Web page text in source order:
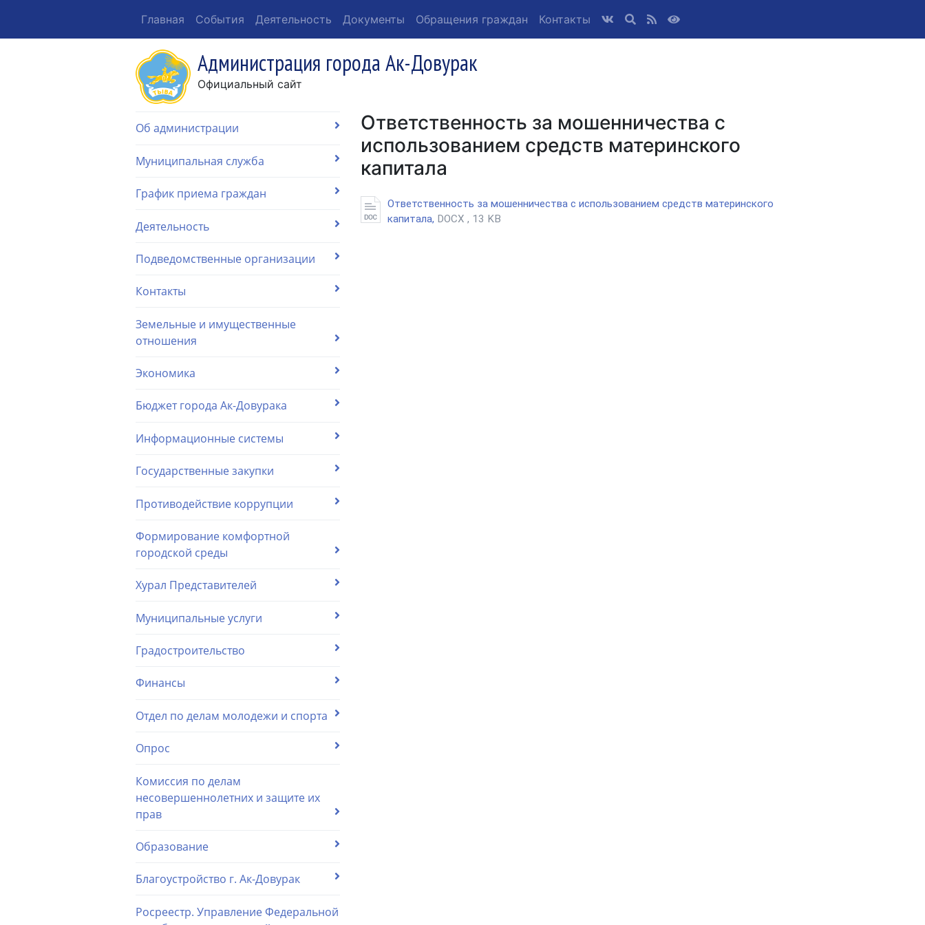
Главная События Деятельность Документы Обращения граждан Контакты
Администрация города Ак-Довурак
Официальный сайт
Об администрации
Муниципальная служба
График приема граждан
Деятельность
Подведомственные организации
Контакты
Земельные и имущественные
отношения
Экономика
Бюджет города Ак-Довурака
Информационные системы
Государственные закупки
Противодействие коррупции
Формирование комфортной
городской среды
Хурал Представителей
Муниципальные услуги
Градостроительство
Финансы
Отдел по делам молодежи и спорта
Опрос
Комиссия по делам
несовершеннолетних и защите их
прав
Образование
Благоустройство г. Ак-Довурак
Росреестр. Управление Федеральной
Ответственность за мошенничества с
использованием средств материнского
капитала
Ответственность за мошенничества с использованием средств материнского
капитала, DOCX , 13 KB